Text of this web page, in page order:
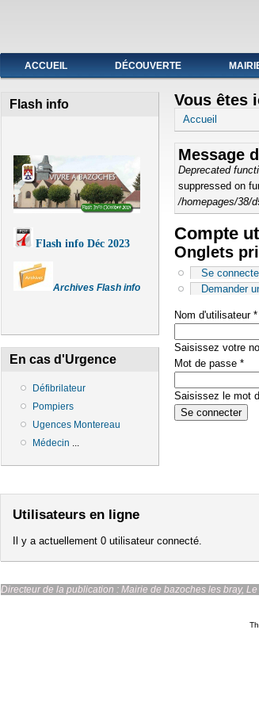
Fermeture de l'agence postale
ACCUEIL DÉCOUVERTE
Flash info
Flash info Déc 2023
Archives Flash info
En cas d'Urgence
Défibrilateur
Pompiers
Ugences Montereau
Médecin ...
Vous êtes
Accueil
Message
Deprecated
suppressed on
/homepages/38/
Compte
Onglets
Se
Demander
Nom d'utilisateur *
Saisissez votre
Mot de passe *
Saisissez le mot
Utilisateurs en ligne
Il y a actuellement 0 utilisateur connecté.
Directeur de la publication : Mairie de